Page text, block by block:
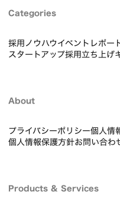
Categories
採用ノウハウイベントレポー
スタートアップ採用立ち上げ
About
プライバシーポリシー個人情
個人情報保護方針お問い合わ
Products & Services